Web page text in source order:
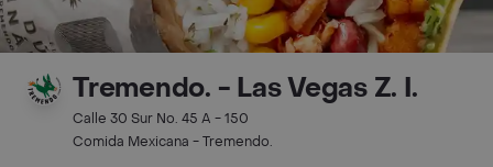
Tremendo. - Las Vegas Z. I.
Calle 30 Sur No. 45 A - 150
Comida Mexicana - Tremendo.